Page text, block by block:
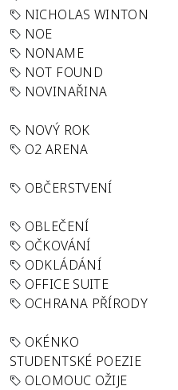
NICHOLAS WINTON
NOE
NONAME
NOT FOUND
NOVINAŘINA
NOVÝ ROK
O2 ARENA
OBČERSTVENÍ
OBLEČENÍ
OČKOVÁNÍ
ODKLÁDÁNÍ
OFFICE SUITE
OCHRANA PŘÍRODY
OKÉNKO
STUDENTSKÉ POEZIE
OLOMOUC OŽIJE